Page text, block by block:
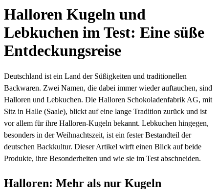
Halloren Kugeln und
Lebkuchen im Test: Eine süße
Entdeckungsreise
Deutschland ist ein Land der Süßigkeiten und traditionellen
Backwaren. Zwei Namen, die dabei immer wieder auftauchen, sind
Halloren und Lebkuchen. Die Halloren Schokoladenfabrik AG, mit
Sitz in Halle (Saale), blickt auf eine lange Tradition zurück und ist
vor allem für ihre Halloren-Kugeln bekannt. Lebkuchen hingegen,
besonders in der Weihnachtszeit, ist ein fester Bestandteil der
deutschen Backkultur. Dieser Artikel wirft einen Blick auf beide
Produkte, ihre Besonderheiten und wie sie im Test abschneiden.
Halloren: Mehr als nur Kugeln